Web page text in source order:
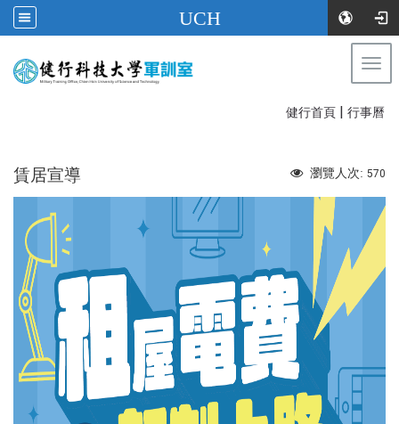
UCH
健行科技大學軍訓室
健行首頁 | 行事曆
瀏覽人次: 570
賃居宣導